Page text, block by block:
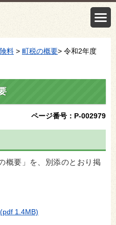
料 > 町税の概要> 令和2年度
ページ番号：P-002979
概要」を、別添のとおり掲
(pdf 1.4MB)